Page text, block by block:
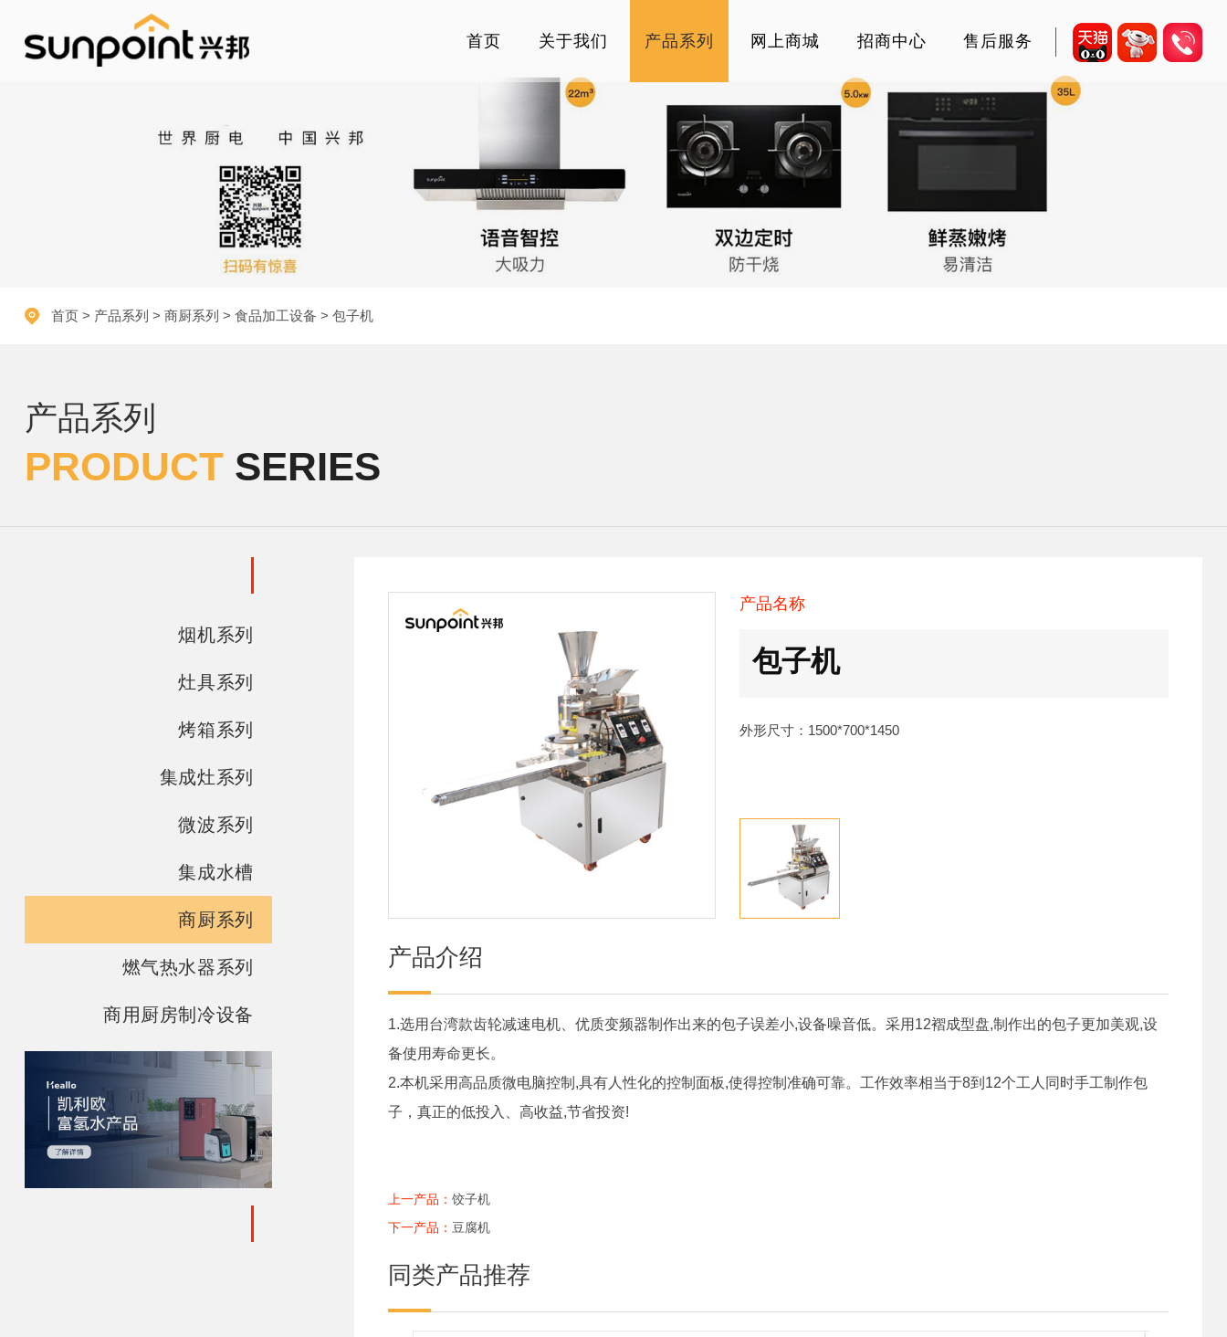
首页 关于我们 产品系列 网上商城 招商中心 售后服务
首页> 产品系列 > 商厨系列 > 食品加工设备 > 包子机
产品系列
PRODUCTSERIES
烟机系列
灶具系列
烤箱系列
集成灶系列
微波系列
集成水槽
商厨系列
燃气热水器系列
商用厨房制冷设备
产品名称
包子机
外形尺寸：1500*700*1450
产品介绍
1.选用台湾款齿轮减速电机、优质变频器制作出来的包子误差小,设备噪音低。采用12褶成型盘,制作出的包子更加美观,设
备使用寿命更长。
2.本机采用高品质微电脑控制,具有人性化的控制面板,使得控制准确可靠。工作效率相当于8到12个工人同时手工制作包
子，真正的低投入、高收益,节省投资!
上一产品：饺子机
下一产品： 豆腐机
同类产品推荐